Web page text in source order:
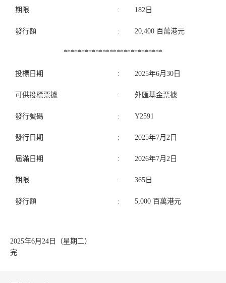
期限 : 182日
發行額 : 20,400 百萬港元
****************************
投標日期 : 2025年6月30日
可供投標票據 : 外匯基金票據
發行號碼 : Y2591
發行日期 : 2025年7月2日
屆滿日期 : 2026年7月2日
期限 : 365日
發行額 : 5,000 百萬港元
2025年6月24日（星期二）
完